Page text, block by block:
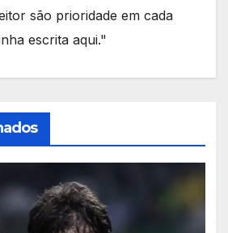
são prioridade em cada
escrita aqui."